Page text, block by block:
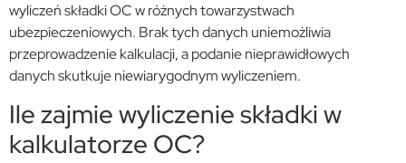
wyliczeń składki OC w różnych towarzystwach
ubezpieczeniowych. Brak tych danych uniemożliwia
przeprowadzenie kalkulacji, a podanie nieprawidłowych
danych skutkuje niewiarygodnym wyliczeniem.
Ile zajmie wyliczenie składki w
kalkulatorze OC?